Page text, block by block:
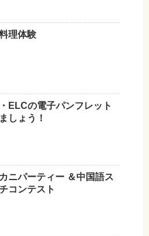
理体験
ELCの電子パンフレット
しょう！
カニパーティー ＆中国語ス
コンテスト